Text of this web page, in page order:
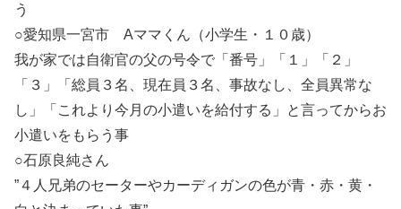
う
○愛知県一宮市 Aママくん（小学生・１０歳）
我が家では自衛官の父の号令で「番号」「１」「２」
「３」「総員３名、現在員３名、事故なし、全員異常な
し」「これより今月の小遣いを給付する」と言ってからお
小遣いをもらう事
○石原良純さん
”４人兄弟のセーターやカーディガンの色が青・赤・黄・